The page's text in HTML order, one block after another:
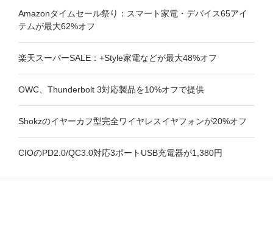
Amazonタイムセール祭り：スマート家電・デバイス65アイ
テムが最大62%オフ
楽天スーパーSALE：+Style家電などが最大48%オフ
OWC、Thunderbolt 3対応製品を10%オフで提供
Shokzのイヤーカフ型完全ワイヤレスイヤフォンが20%オフ
CIOのPD2.0/QC3.0対応3ポートUSB充電器が1,380円